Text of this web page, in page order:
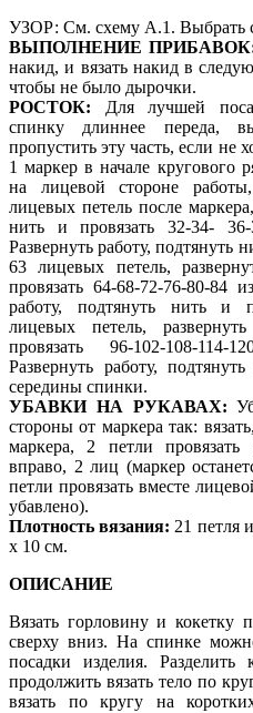
УЗОР: См. схему А.1. Выбрать
ВЫПОЛНЕНИЕ
накид, и вязать накид в
чтобы не было дырочки.
РОСТОК: Для лучшей
спинку длиннее переда,
пропустить эту часть, если не
1 маркер в начале кругового
на лицевой стороне работы,
лицевых петель после
нить и провязать 32-34- 36-
Развернуть работу, подтянуть
63 лицевых петель,
провязать 64-68-72-76-80-84
работу, подтянуть нить и
лицевых петель,
провязать 96-102-108-114-
Развернуть работу,
середины спинки.
УБАВКИ НА РУКАВАХ:
стороны от маркера так:
маркера, 2 петли
вправо, 2 лиц (маркер
петли провязать вместе
убавлено).
Плотность вязания: 21 петля
х 10 см.
ОПИСАНИЕ
Вязать горловину и кокетку
сверху вниз. На спинке
посадки изделия.
продолжить вязать тело по
вязать по кругу на